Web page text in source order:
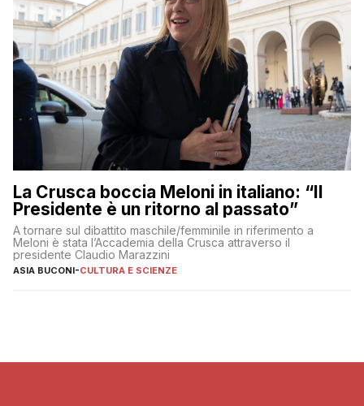
La Crusca boccia Meloni in italiano: “Il
Presidente è un ritorno al passato”
A tornare sul dibattito maschile/femminile in riferimento a
Meloni è stata l’Accademia della Crusca attraverso il
presidente Claudio Marazzini
ASIA BUCONI-CULTURA E SCIENZE